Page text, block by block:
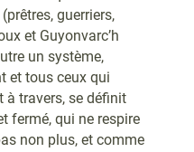
guerriers,
et Guyonvarc’h
un système,
et tous ceux qui
à travers, se définit
fermé, qui ne respire
non plus, et comme